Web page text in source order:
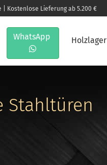
| Kostenlose Lieferung ab 5.200 €
WhatsApp Holzlager
Stahltüren